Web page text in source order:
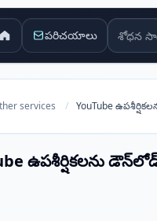
పరిచయాలు శోధన
services / YouTube
ఉపశీర్షికలను